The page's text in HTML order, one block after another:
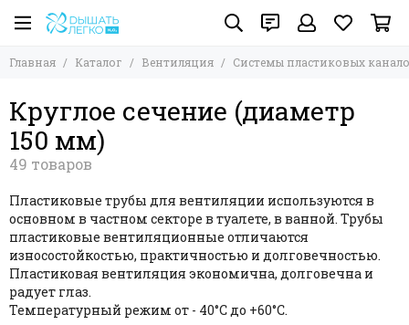
Вентиляция
Системы пластиковых каналов
Круглое сечение (диаметр 100 мм)
Круглое сечение (диаметр 125 мм)
Круглое сечение (диаметр 150 мм)
Круглое сечение (диаметр 160 мм)
Круглое сечение (диаметр 250 мм)
Прямоугольное сечение 110х55
Прямоугольное сечение 120х60
Прямоугольное сечение 150х75
Прямоугольное сечение 204х60
Прямоугольное сечение 220х55
Системы оцинкованных каналов
Воздуховоды гибкие
Диффузоры / Анемостаты / Колпаки
AirDS / ZERNBERG
Элементы вент систем
Сэндвич дымоходы из нержавеющей и
оцинкованной стали
Решетки / Экраны
Системы естественной вентиляции GERVENT
Главная Каталог Вентиляция Системы пластиковых
Круглое сечение (диаметр
150 мм)
Пластиковые трубы для вентиляции используются в
основном в частном секторе в туалете, в ванной. Трубы
пластиковые вентиляционные отличаются
износостойкостью, практичностью и долговечностью.
Пластиковая вентиляция экономична, долговечна и
радует глаз.
Температурный режим от - 40°С до +60°С.